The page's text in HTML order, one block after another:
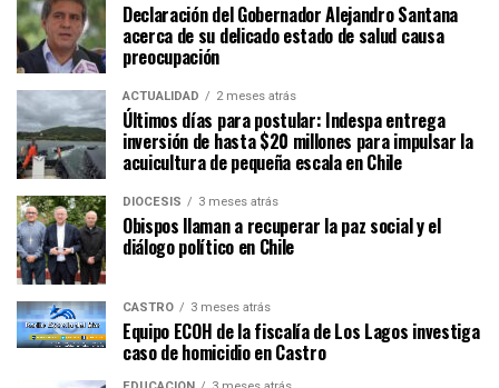
Declaración del Gobernador Alejandro Santana
acerca de su delicado estado de salud causa
preocupación
ACTUALIDAD 2 meses atrás
Últimos días para postular: Indespa entrega
inversión de hasta $20 millones para impulsar la
acuicultura de pequeña escala en Chile
DIÓCESIS 3 meses atrás
Obispos llaman a recuperar la paz social y el
diálogo político en Chile
CASTRO 3 meses atrás
Equipo ECOH de la fiscalía de Los Lagos investiga
caso de homicidio en Castro